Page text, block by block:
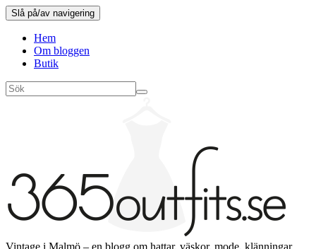
Slå på/av navigering
Hem
Om bloggen
Butik
Vintage i Malmö – en blogg om hattar, väskor, mode, klänningar